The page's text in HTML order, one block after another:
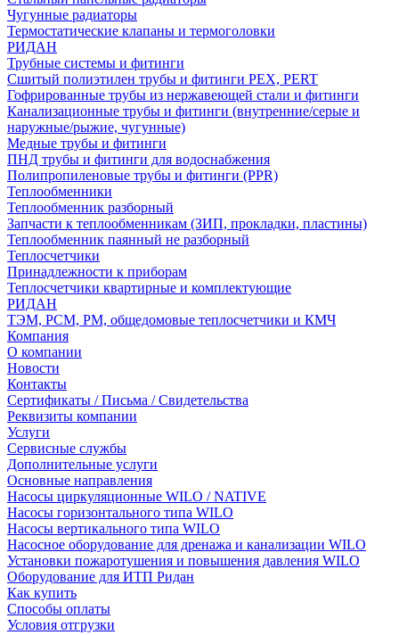
Чугунные радиаторы
Термостатические клапаны и термоголовки
РИДАН
Трубные системы и фитинги
Сшитый полиэтилен трубы и фитинги PEX, PERT
Гофрированные трубы из нержавеющей стали и фитинги
Канализационные трубы и фитинги (внутренние/серые и
наружные/рыжие, чугунные)
Медные трубы и фитинги
ПНД трубы и фитинги для водоснабжения
Полипропиленовые трубы и фитинги (PPR)
Теплообменники
Теплообменник разборный
Запчасти к теплообменникам (ЗИП, прокладки, пластины)
Теплообменник паянный не разборный
Теплосчетчики
Принадлежности к приборам
Теплосчетчики квартирные и комплектующие
РИДАН
ТЭМ, РСМ, РМ, общедомовые теплосчетчики и КМЧ
Компания
О компании
Новости
Контакты
Сертификаты / Письма / Свидетельства
Реквизиты компании
Услуги
Сервисные службы
Дополнительные услуги
Основные направления
Насосы циркуляционные WILO / NATIVE
Насосы горизонтального типа WILO
Насосы вертикального типа WILO
Насосное оборудование для дренажа и канализации WILO
Установки пожаротушения и повышения давления WILO
Оборудование для ИТП Ридан
Как купить
Способы оплаты
Условия отгрузки